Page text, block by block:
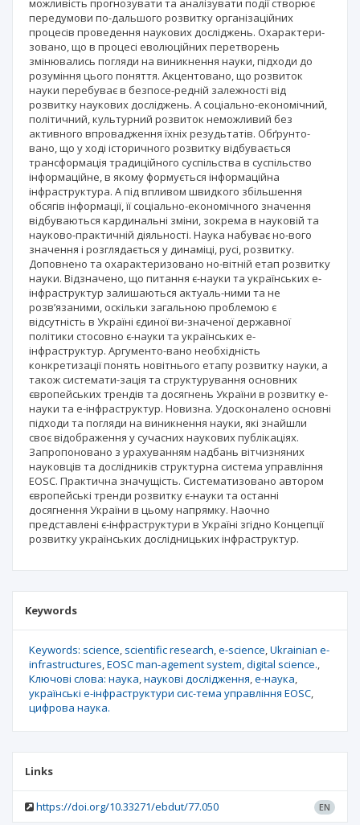
можливість прогнозувати та аналізувати події створює
передумови по-дальшого розвитку організаційних
процесів проведення наукових досліджень. Охарактери-
зовано, що в процесi еволюцiйних перетворень
змiнювались погляди на виникнення науки, пiдходи до
розумiння цього поняття. Акцентовано, що розвиток
науки перебуває в безпосе-редній залежності від
розвитку наукових досліджень. А соціально-економічний,
політичний, культурний розвиток неможливий без
активного впровадження їхніх резудьтатів. Обґрунто-
вано, що у ходi iсторичного розвитку вiдбувається
трансформацiя традицiйного суспiльства в суспiльство
iнформацiйне, в якому формується інформаційна
інфраструктура. А пiд впливом швидкого збiльшення
обсягiв iнформацiї, її соцiально-економiчного значення
вiдбуваються кардинальнi змiни, зокрема в науковiй та
науково-практичнiй дiяльностi. Наука набуває но-вого
значення і розглядається у динамiцi, русi, розвитку.
Доповнено та охарактеризовано но-вітній етап розвитку
науки. Відзначено, що питання є-науки та українських е-
інфраструктур залишаються актуаль-ними та не
розв’язаними, оскільки загальною проблемою є
відсутність в Україні єдиної ви-значеної державної
політики стосовно є-науки та українських е-
інфраструктур. Аргументо-вано необхідність
конкретизації понять новітнього етапу розвитку науки, а
також системати-зація та структурування основних
європейських трендів та досягнень України в розвитку е-
науки та е-інфраструктур. Новизна. Удосконалено основнi
пiдходи та погляди на виникнення науки, якi знайшли
своє вiдображення у сучасних наукових публiкацiях.
Запропоновано з урахуванням надбань вітчизняних
науковців та дослідників структурна система управлiння
EOSC. Практична значущість. Систематизовано автором
європейськi тренди розвитку є-науки та останні
досягнення України в цьому напрямку. Наочно
представлені є-інфраструктури в Україні згідно Концепції
розвитку українських дослідницьких інфраструктур.
Keywords
Keywords: science scientific research e-science Ukrainian e-
infrastructures EOSC man-agement system digital science.
Ключові слова: наука наукові дослідження е-наука
українські е-інфраструктури сис-тема управлiння EOSC
цифрова наука.
Links
https://doi.org/10.33271/ebdut/77.050 EN